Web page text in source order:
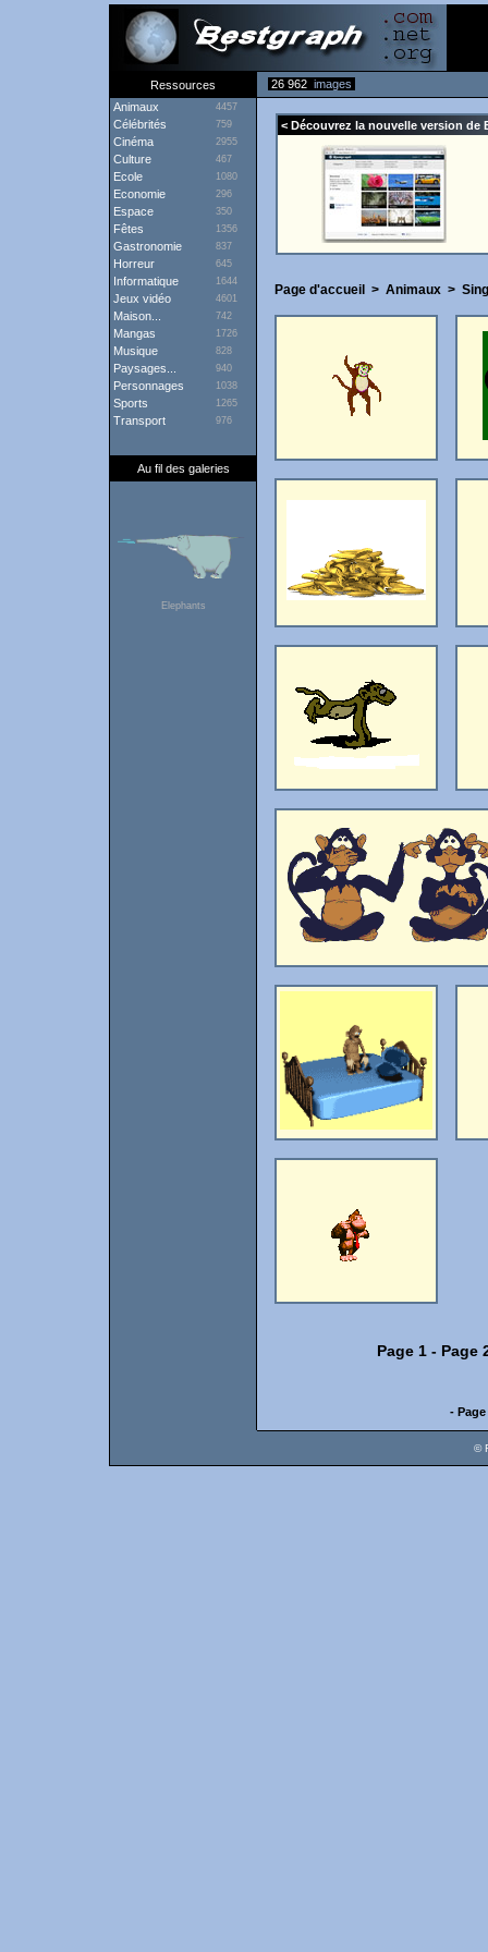
Ressources 26 962 images
Animaux
4457
Célébrités 759
Cinéma 2955
Culture 467
Ecole 1080
Economie 296
Espace 350
Fêtes 1356
Gastronomie 837
Horreur 645
Informatique 1644
Jeux vidéo 4601
Maison... 742
Mangas 1726
Musique 828
Paysages... 940
Personnages 1038
Sports 1265
Transport 976
Au fil des galeries
Elephants
< Découvrez la nouvelle version de
Page d'accueil > Animaux >
Page 1- Page
-
©